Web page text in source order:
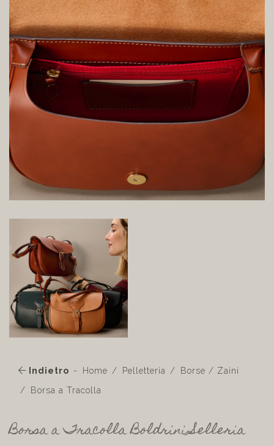
Indietro Home Pelletteria
Borse / Zaini
Borsa a Tracolla
Borsa a Tracolla Boldrini Selleria